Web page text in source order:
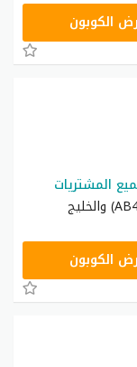
الكوبون
استعد لتجربة تسوق مميزة مع نون مصر (AB473) والخليج
الكوبون